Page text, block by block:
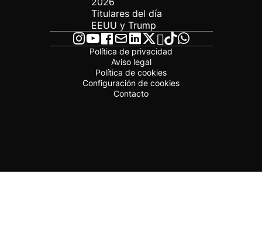
Titulares del día
EEUU y Trump
Política de privacidad
Aviso legal
Política de cookies
Configuración de cookies
Contacto